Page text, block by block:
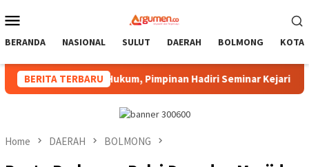
to
Menu
BERANDA NASIONAL SULUT DAERAH BOLMONG
BERITA TERBARU
Hukum, Pimpinan Hadiri Seminar Kejari Kotamobagu
Home DAERAH BOLMONG